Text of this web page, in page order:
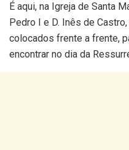
É aqui, na Igreja de Santa
Pedro I e D. Inês de
colocados frente a frente,
encontrar no dia da